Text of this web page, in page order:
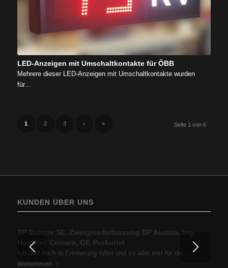
LED-Anzeigen mit Umschaltkontakte für ÖBB
Mehrere dieser LED-Anzeigen mit Umschaltkontakte wurden
für…
Seite 1 von 6
1 2 3 › »
KUNDEN ÜBER UNS
BP Europe SE, Zweigniederlassung BP Austria, Ing.
Hartfried Cincera, GF, Prokurist
Ich darf mich in Erinnerung rufen und zu aller erst für die…
Weiterlesen